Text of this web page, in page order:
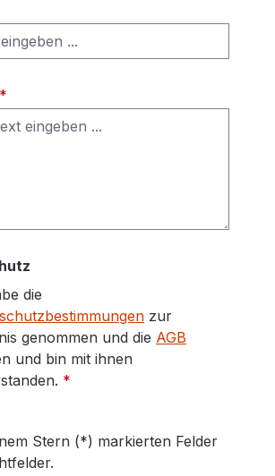
*
die
zur
genommen und die AGB
und bin mit ihnen
*
Stern (*) markierten Felder